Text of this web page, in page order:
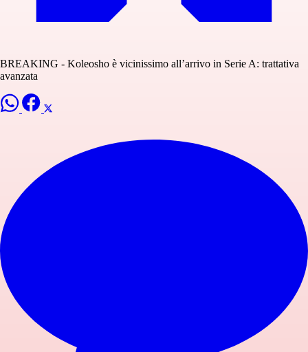
BREAKING - Koleosho è vicinissimo all’arrivo in Serie A: trattativa
avanzata